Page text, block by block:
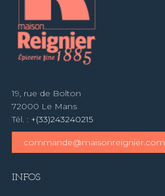
19, rue de Bolton
72000 Le Mans
Tél. : +(33)243240215
commande@maisonreignier.com
INFOS